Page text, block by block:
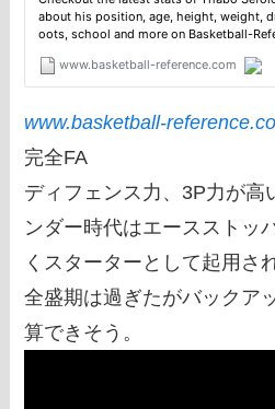
www.basketball-
完全FA
ディフェンス力、3P力が高
ンダー時代はエースストッ
くスターターとして起用さ
全盛期は過ぎたがバックア
算できそう。